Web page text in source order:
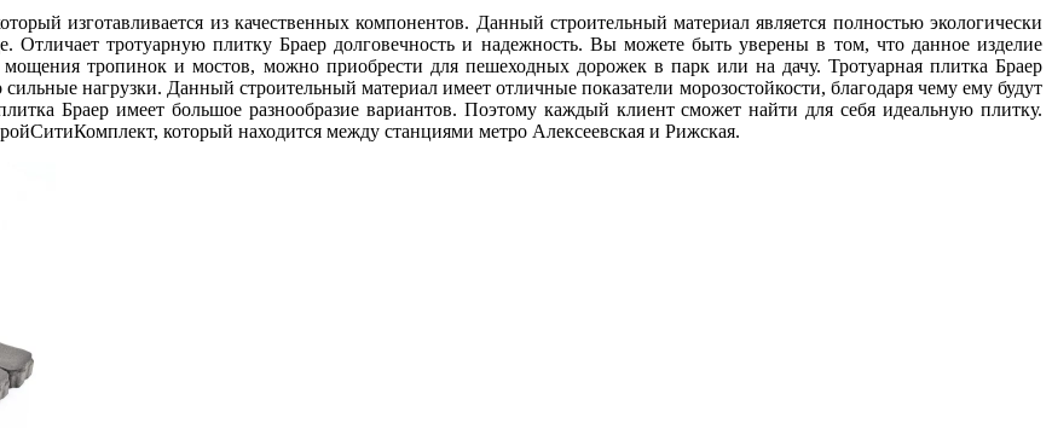
изготавливается из качественных компонентов. Данный строительный материал является полностью экологически
тротуарную плитку Браер долговечность и надежность. Вы можете быть уверены в том, что данное изделие
тропинок и мостов, можно приобрести для пешеходных дорожек в парк или на дачу. Тротуарная плитка Браер
нагрузки. Данный строительный материал имеет отличные показатели морозостойкости, благодаря чему ему будут
Браер имеет большое разнообразие вариантов. Поэтому каждый клиент сможет найти для себя идеальную плитку.
который находится между станциями метро Алексеевская и Рижская.